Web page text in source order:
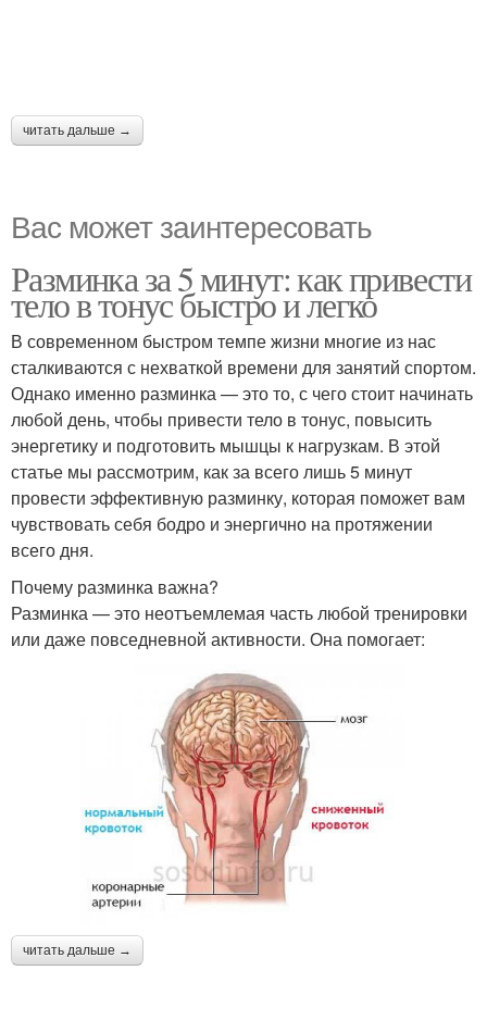
читать дальше →
Вас может заинтересовать
Разминка за 5 минут: как привести
тело в тонус быстро и легко
В современном быстром темпе жизни многие из нас
сталкиваются с нехваткой времени для занятий спортом.
Однако именно разминка — это то, с чего стоит начинать
любой день, чтобы привести тело в тонус, повысить
энергетику и подготовить мышцы к нагрузкам. В этой
статье мы рассмотрим, как за всего лишь 5 минут
провести эффективную разминку, которая поможет вам
чувствовать себя бодро и энергично на протяжении
всего дня.
Почему разминка важна?
Разминка — это неотъемлемая часть любой тренировки
или даже повседневной активности. Она помогает:
читать дальше →